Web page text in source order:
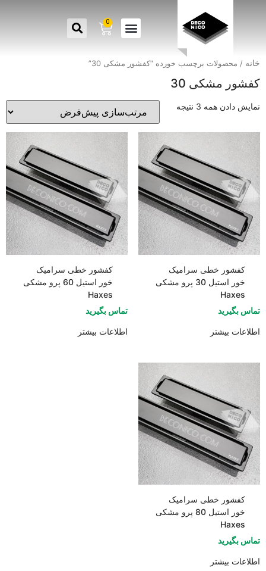
0
خانه / محصولات برچسب خورده “کفشور مشکی 30”
کفشور مشکی 30
نمایش دادن همه 3 نتیجه
کفشور خطی سرامیک
خور استیل 30 پرو مشکی
Haxes
تماس بگیرید
اطلاعات بیشتر
کفشور خطی سرامیک
خور استیل 60 پرو مشکی
Haxes
تماس بگیرید
اطلاعات بیشتر
کفشور خطی سرامیک
خور استیل 80 پرو مشکی
Haxes
تماس بگیرید
اطلاعات بیشتر